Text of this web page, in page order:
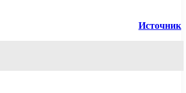
Источник